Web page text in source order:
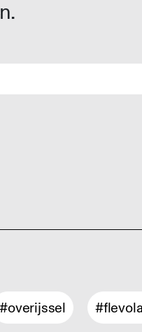
#overijssel